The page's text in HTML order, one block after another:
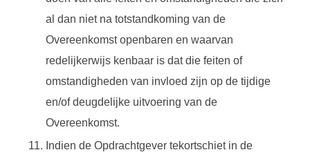
al dan niet na totstandkoming van de
Overeenkomst openbaren en waarvan
redelijkerwijs kenbaar is dat die feiten of
omstandigheden van invloed zijn op de tijdige
en/of deugdelijke uitvoering van de
Overeenkomst.
Indien de Opdrachtgever tekortschiet in de